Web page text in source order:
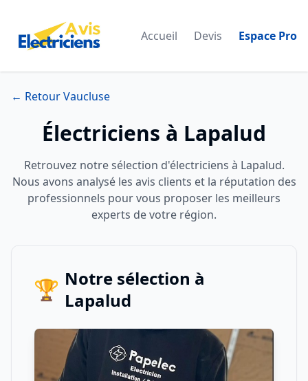
Accueil Devis Espace Pro
← Retour Vaucluse
Électriciens à Lapalud
Retrouvez notre sélection d'électriciens à Lapalud.
Nous avons analysé les avis clients et la réputation des
professionnels pour vous proposer les meilleurs
experts de votre région.
🏆 Notre sélection à
Lapalud